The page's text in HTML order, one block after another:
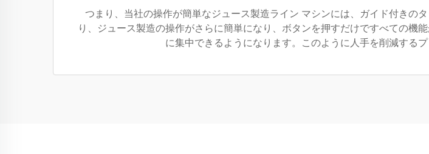
つまり、当社の操作が簡単なジュース製造ライン マシンには、ガイド付きの
り、ジュース製造の操作がさらに簡単になり、ボタンを押すだけですべての機
に集中できるようになります。このように人手を削減する